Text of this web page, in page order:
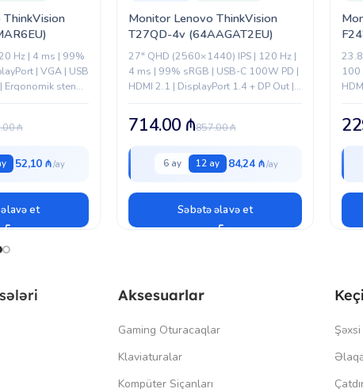
Hz | 4 ms | 99%
| VGA | USB
Erqonomik stend
₼
52,10 ₼
et
Monitor Lenovo ThinkVision
T27QD-4v (64AAGAT2EU)
27" QHD (2560×1440) IPS | 120 Hz |
4 ms | 99% sRGB | USB-C 100W PD |
HDMI 2.1 | DisplayPort 1.4 + DP Out |
857.00₼
714.00 ₼
6 ay 12 ay 84,24 ₼
Səbətə əlavə et
100
Aksesuarlar
Gaming Oturacaqlar
Klaviaturalar
Kompüter Siçanları